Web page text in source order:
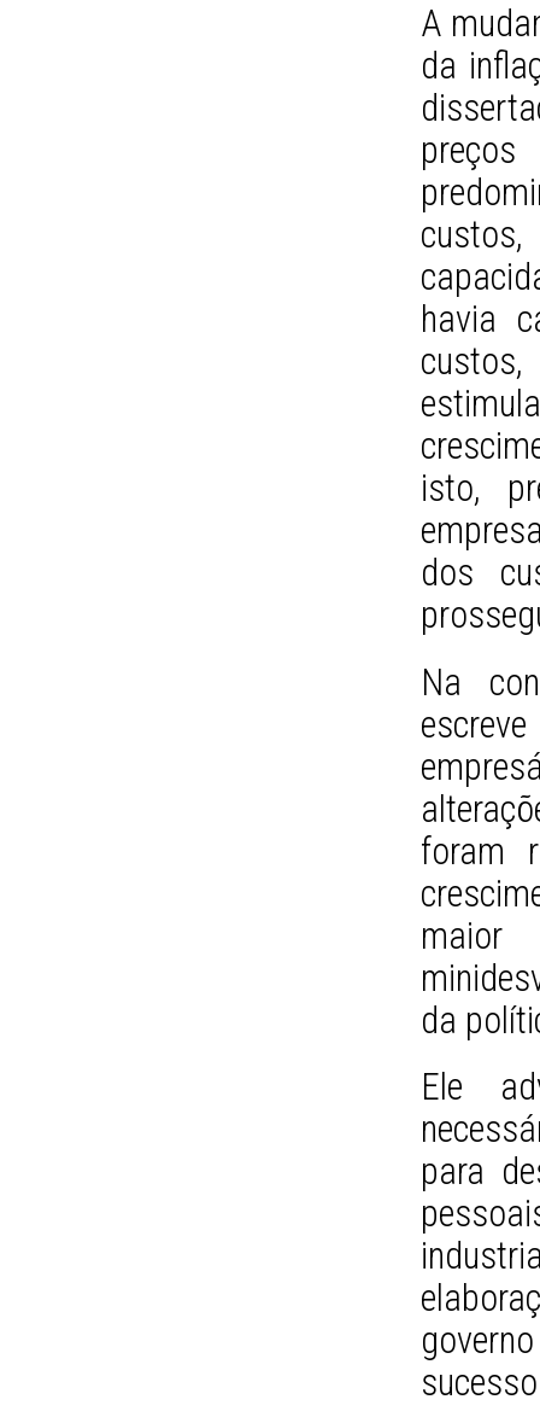
A
da
custos,
havia
isto,
dos
Na
foram
maior
da
Ele
para